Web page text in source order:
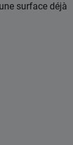
surface déjà